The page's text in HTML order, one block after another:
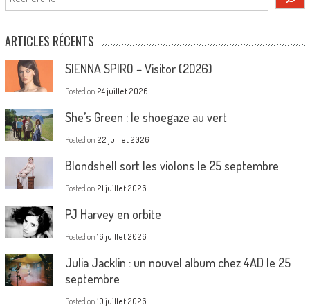
ARTICLES RÉCENTS
SIENNA SPIRO – Visitor (2026)
Posted on 24 juillet 2026
She’s Green : le shoegaze au vert
Posted on 22 juillet 2026
Blondshell sort les violons le 25 septembre
Posted on 21 juillet 2026
PJ Harvey en orbite
Posted on 16 juillet 2026
Julia Jacklin : un nouvel album chez 4AD le 25
septembre
Posted on 10 juillet 2026